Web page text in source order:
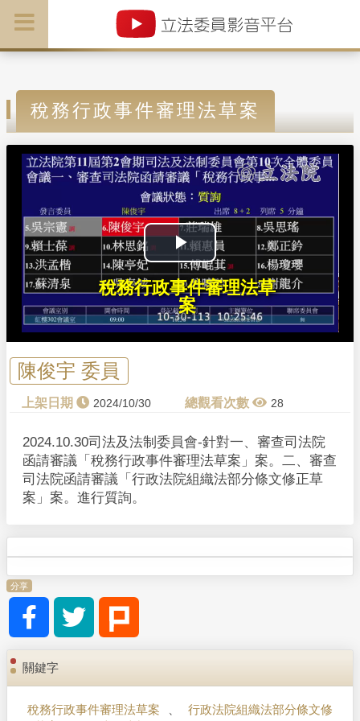
稅務行政事件審理法草案
P
l
a
V
i
d
o
稅務行政事件審理法草
案
陳俊宇 委員
2024/10/30 28
2024.10.30司法及法制委員會-針對一、審查司法院
函請審議「稅務行政事件審理法草案」案。二、審查
司法院函請審議「行政法院組織法部分條文修正草
案」案。進行質詢。
分享
關鍵字
稅務行政事件審理法草案 、
行政法院組織法部分條文修